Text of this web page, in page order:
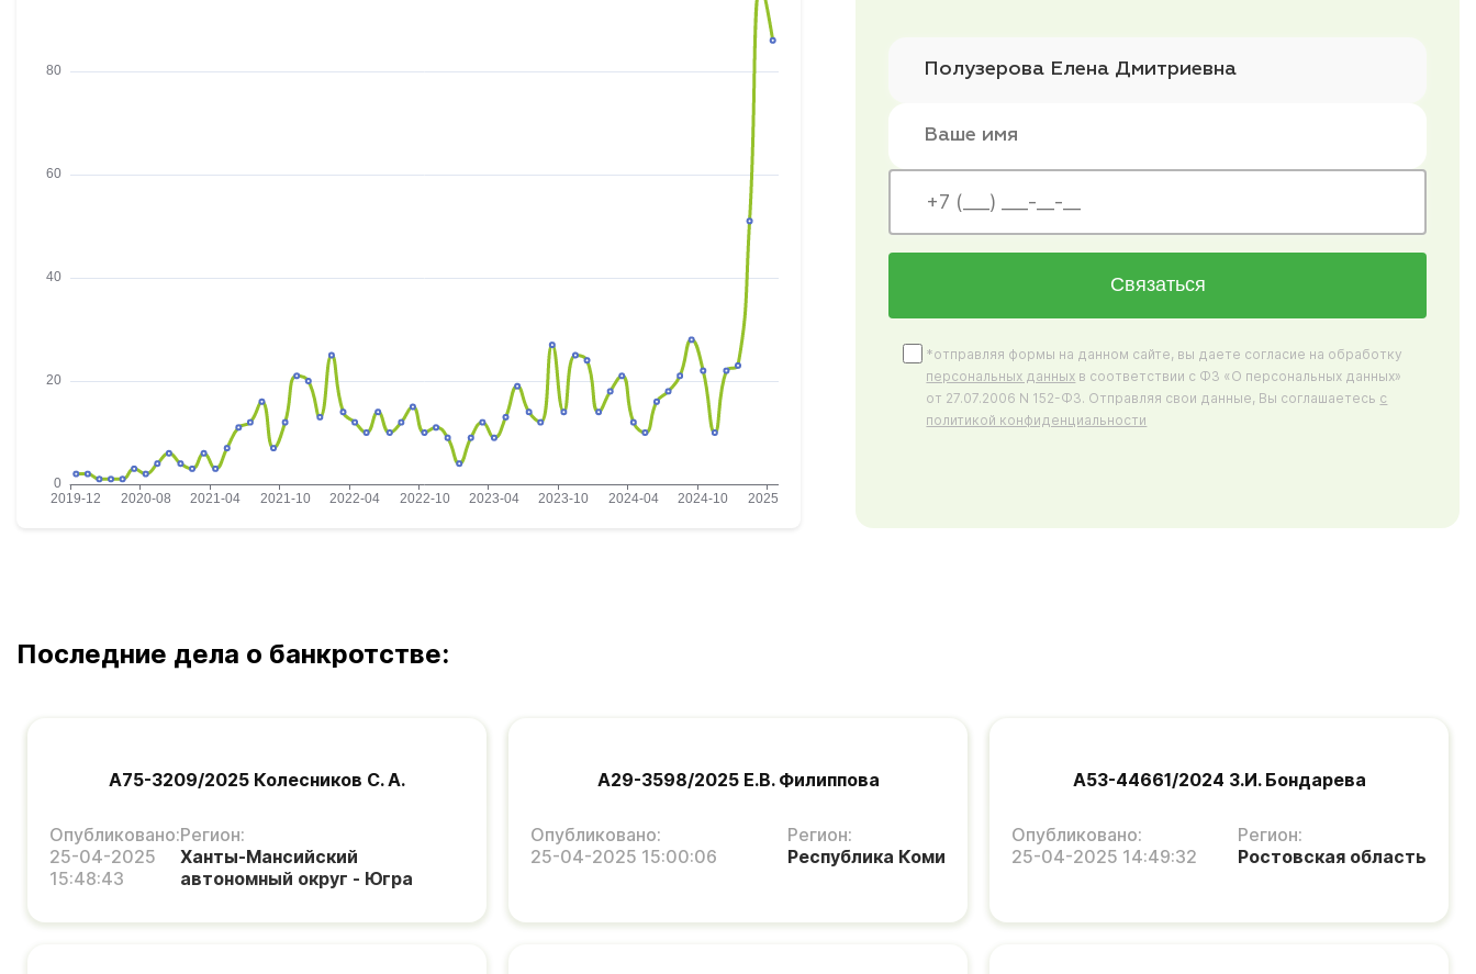
Связаться
*отправляя формы на данном сайте, вы даете согласие на обработку
персональных данных в соответствии с ФЗ «О персональных данных»
от 27.07.2006 N 152-ФЗ. Отправляя свои данные, Вы соглашаетесь с
политикой конфиденциальности
Последние дела о банкротстве:
А75-3209/2025 Колесников С. А.
Опубликовано:
25-04-2025
15:48:43
Регион:
Ханты-Мансийский
автономный округ - Югра
А29-3598/2025 Е.В. Филиппова
Опубликовано:
25-04-2025 15:00:06
Регион:
Республика Коми
А53-44661/2024 З.И. Бондарева
Опубликовано:
25-04-2025 14:49:32
Регион:
Ростовская область